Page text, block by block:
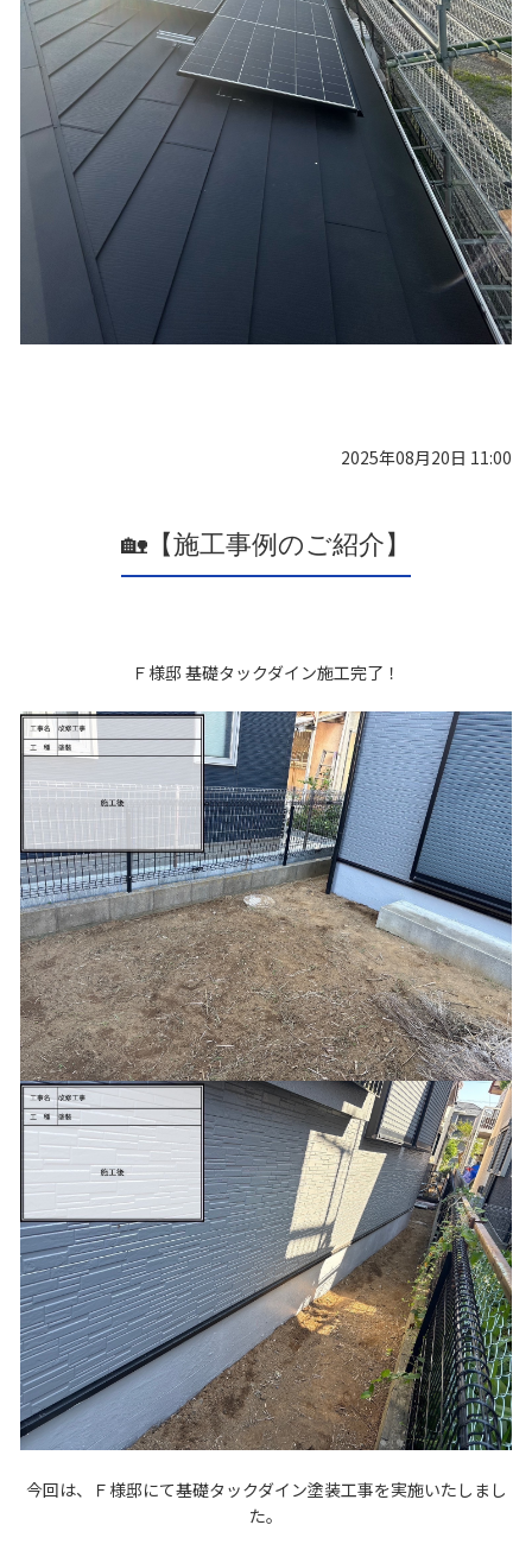
2025年08月20日 11:00
🏡【施工事例のご紹介】
Ｆ様邸 基礎タックダイン施工完了！
今回は、Ｆ様邸にて基礎タックダイン塗装工事を実施いたしまし
た。